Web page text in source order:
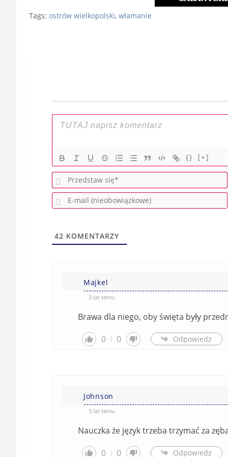
Tags: ostrów wielkopolski, włamanie
{} [+]
P
r
E
-
42 KOMENTARZY
Majkel
3 lat temu
Brawa dla niego, oby święta były
0
0 Odpowiedz
Johnson
3 lat temu
Nauczka że język trzeba trzymać za
0
0 Odpowiedz